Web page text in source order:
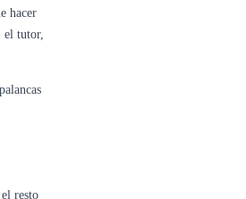
hacer
el tutor,
resto